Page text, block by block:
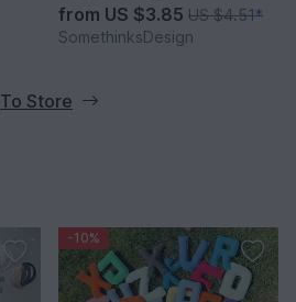
from US $3.85 US $4.51*
SomethinksDesign
To Store
-10%